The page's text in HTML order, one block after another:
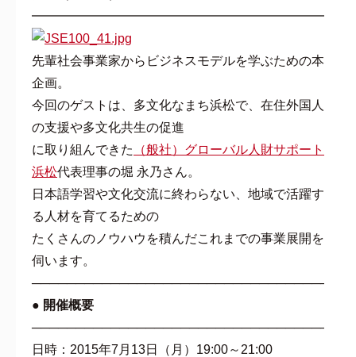
先輩社会事業家からビジネスモデルを学ぶための本
企画。
今回のゲストは、多文化なまち浜松で、在住外国人
の支援や多文化共生の促進
に取り組んできた
（般社）グローバル人財サポート
浜松代表理事の堀 永乃さん。
日本語学習や文化交流に終わらない、地域で活躍す
る人材を育てるための
たくさんのノウハウを積んだこれまでの事業展開を
伺います。
───────────────────────────────────
● 開催概要
───────────────────────────────────
日時：2015年7月13日（月）19:00～21:00